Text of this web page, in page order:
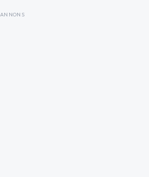
ANNONS